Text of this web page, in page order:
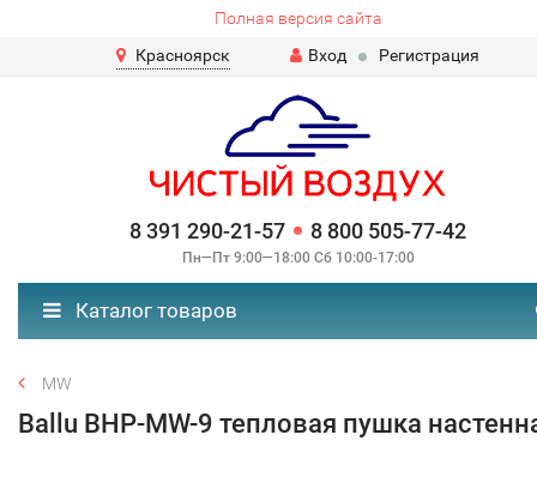
Полная версия сайта
Красноярск
Вход Регистрация
8 391 290-21-57 8 800 505-77-42
Пн—Пт 9:00—18:00 Сб 10:00-17:00
Каталог товаров
MW
Ballu BHP-MW-9 тепловая пушка